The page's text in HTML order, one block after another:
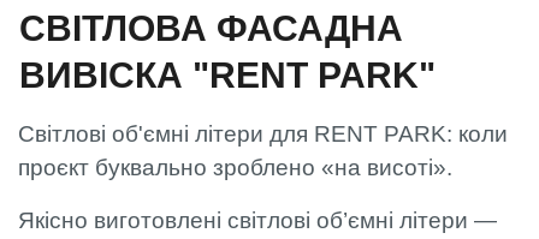
СВІТЛОВА ФАСАДНА
ВИВІСКА "RENT PARK"
Світлові об'ємні літери для RENT PARK: коли
проєкт буквально зроблено «на висоті».
Якісно виготовлені світлові об’ємні літери —